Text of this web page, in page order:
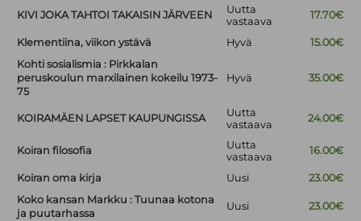
KIVI JOKA TAHTOI TAKAISIN JÄRVEEN
Uutta
vastaava
17.70€
Klementiina, viikon ystävä Hyvä
15.00€
Kohti sosialismia : Pirkkalan
peruskoulun marxilainen kokeilu 1973-
75
Hyvä 35.00€
KOIRAMÄEN LAPSET KAUPUNGISSA
Uutta
vastaava
24.00€
Koiran filosofia
Uutta
vastaava
16.00€
Koiran oma kirja Uusi
23.00€
Koko kansan Markku : Tuunaa kotona
ja puutarhassa
Uusi 23.00€